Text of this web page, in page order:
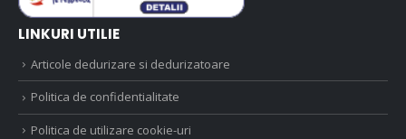
LINKURI UTILIE
Articole dedurizare si dedurizatoare
Politica de confidentialitate
Politica de utilizare cookie-uri